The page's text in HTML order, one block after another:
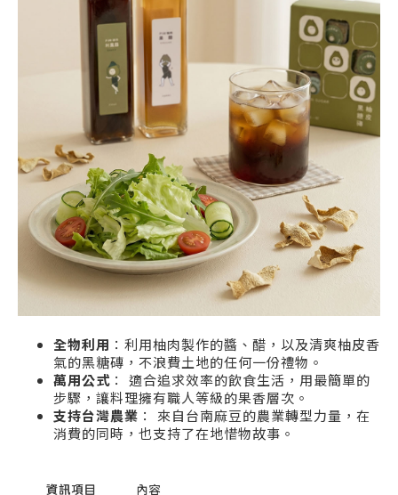
全物利用 ：利用柚肉製作的醬、醋，以及清爽柚皮香
氣的黑糖磚，不浪費土地的任何一份禮物。
萬用公式 ： 適合追求效率的飲食生活，用最簡單的
步驟，讓料理擁有職人等級的果香層次。
支持台灣農業 ： 來自台南麻豆的農業轉型力量，在
消費的同時，也支持了在地惜物故事。